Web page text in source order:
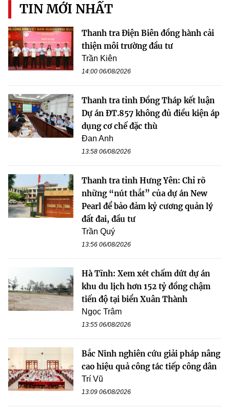
TIN MỚI NHẤT
Thanh tra Điện Biên đồng hành cải
thiện môi trường đầu tư
Trần Kiên
14:00 06/08/2026
Thanh tra tỉnh Đồng Tháp kết luận
Dự án ĐT.857 không đủ điều kiện áp
dụng cơ chế đặc thù
Đan Anh
13:58 06/08/2026
Thanh tra tỉnh Hưng Yên: Chỉ rõ
những “nút thắt” của dự án New
Pearl để bảo đảm kỷ cương quản lý
đất đai, đầu tư
Trần Quý
13:56 06/08/2026
Hà Tĩnh: Xem xét chấm dứt dự án
khu du lịch hơn 152 tỷ đồng chậm
tiến độ tại biển Xuân Thành
Ngọc Trâm
13:55 06/08/2026
Bắc Ninh nghiên cứu giải pháp nâng
cao hiệu quả công tác tiếp công dân
Trí Vũ
13:09 06/08/2026